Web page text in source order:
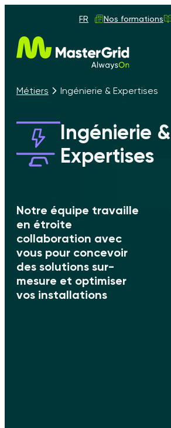
FR Nos formations
Métiers Ingénierie & Expertises
Ingénierie &
Expertises
Notre équipe travaille
en étroite
collaboration avec
vous pour concevoir
des solutions sur-
mesure et optimiser
vos installations